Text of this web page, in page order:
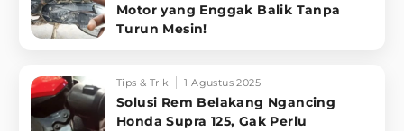
Motor yang Enggak Balik Tanpa
Turun Mesin!
Tips & Trik 1 Agustus 2025
Solusi Rem Belakang Ngancing
Honda Supra 125, Gak Perlu